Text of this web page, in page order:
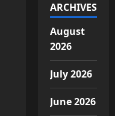
ARCHIVES
August
2026
July 2026
June 2026